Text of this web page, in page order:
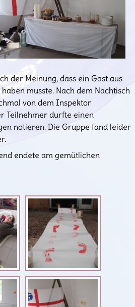
der Meinung, dass ein Gast aus
musste. Nach dem Nachtisch
von dem Inspektor
Teilnehmer durfte einen
notieren. Die Gruppe fand leider
endete am gemütlichen